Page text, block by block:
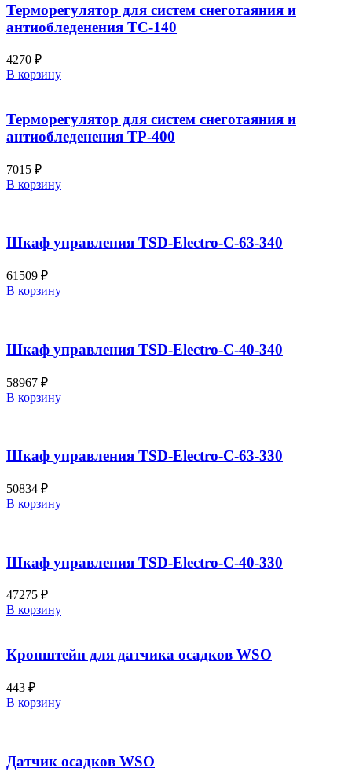
Терморегулятор для систем снеготаяния и
антиобледенения ТС-140
4270 ₽
В корзину
Терморегулятор для систем снеготаяния и
антиобледенения ТР-400
7015 ₽
В корзину
Шкаф управления TSD-Electro-C-63-340
61509 ₽
В корзину
Шкаф управления TSD-Electro-C-40-340
58967 ₽
В корзину
Шкаф управления TSD-Electro-C-63-330
50834 ₽
В корзину
Шкаф управления TSD-Electro-C-40-330
47275 ₽
В корзину
Кронштейн для датчика осадков WSO
443 ₽
В корзину
Датчик осадков WSO